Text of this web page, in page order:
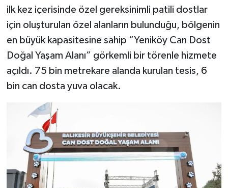
ilk kez içerisinde özel gereksinimli patili dostlar
için oluşturulan özel alanların bulunduğu, bölgenin
en büyük kapasitesine sahip “Yeniköy Can Dost
Doğal Yaşam Alanı” görkemli bir törenle hizmete
açıldı. 75 bin metrekare alanda kurulan tesis, 6
bin can dosta yuva olacak.